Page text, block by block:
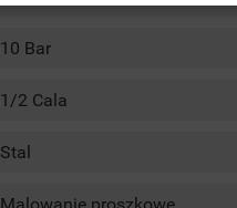
10 Bar
1/2 Cala
Stal
Malowanie proszkowe